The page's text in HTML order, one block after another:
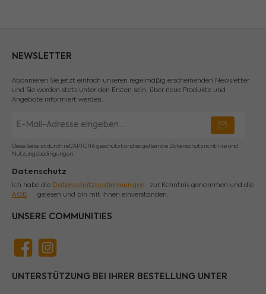
UNTERSTÜTZUNG BEI IHRER BESTELLUNG UNTER
NEWSLETTER
Abonnieren Sie jetzt einfach unseren regelmäßig erscheinenden Newsletter
und Sie werden stets unter den Ersten sein, über neue Produkte und
Angebote informiert werden.
Mail-
Diese Seite ist durch reCAPTCHA geschützt und es gelten die Datenschutzrichtlinie und
Nutzungsbedingungen
Datenschutz
Ich habe die Datenschutzbestimmungen
zur Kenntnis genommen und die
AGB
gelesen und bin mit ihnen einverstanden.
UNSERE COMMUNITIES
FacebookInstagram